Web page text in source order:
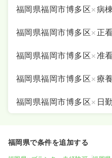
福岡県福岡市博多区×病棟
福岡県福岡市博多区× 正
福岡県福岡市博多区×准
福岡県福岡市博多区×療
福岡県福岡市博多区× 日
福岡県で条件を追加する